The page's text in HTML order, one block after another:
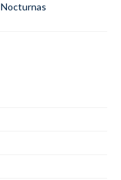
Nocturnas